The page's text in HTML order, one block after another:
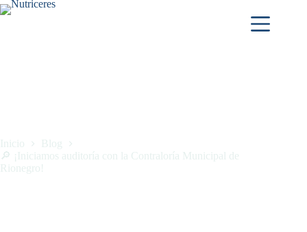
Inicio
Blog
🔎 ¡Iniciamos auditoría con la Contraloría Municipal de
Rionegro!